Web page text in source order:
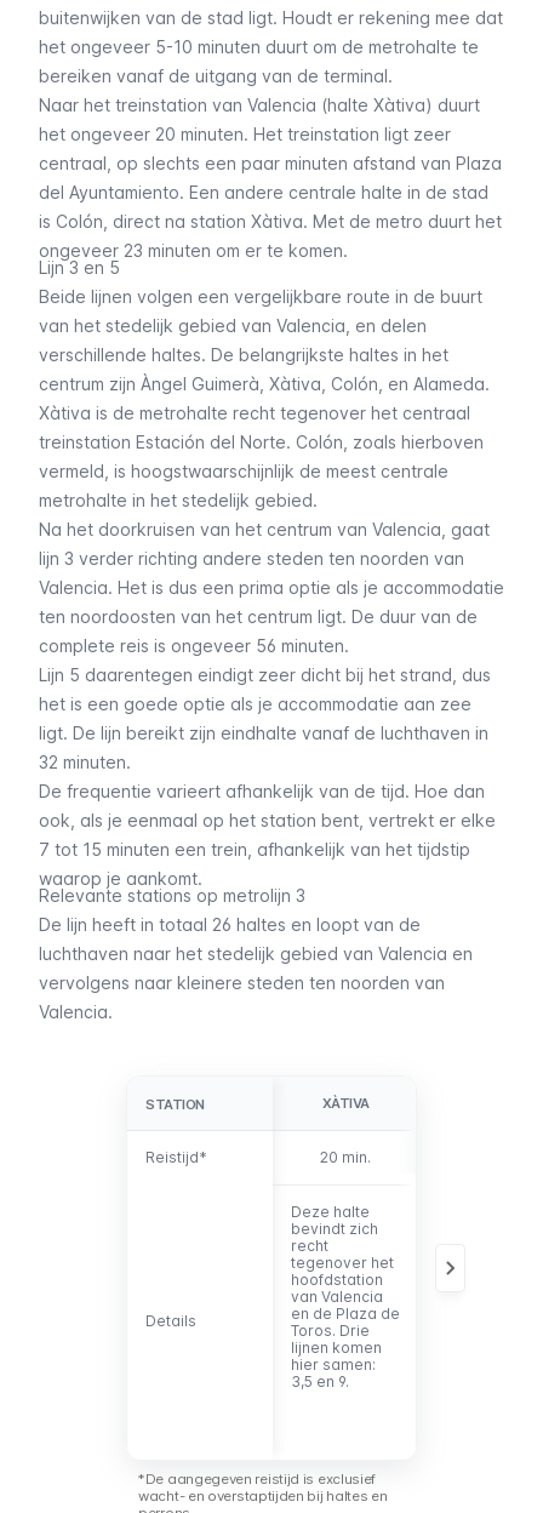
buitenwijken van de stad ligt. Houdt er rekening mee dat
het ongeveer 5-10 minuten duurt om de metrohalte te
bereiken vanaf de uitgang van de terminal.
Naar het treinstation van Valencia (halte Xàtiva) duurt
het ongeveer 20 minuten. Het treinstation ligt zeer
centraal, op slechts een paar minuten afstand van Plaza
del Ayuntamiento. Een andere centrale halte in de stad
is Colón , direct na station Xàtiva. Met de metro duurt het
ongeveer 23 minuten om er te komen.
Lijn 3 en 5
Beide lijnen volgen een vergelijkbare route in de buurt
van het stedelijk gebied van Valencia, en delen
verschillende haltes. De belangrijkste haltes in het
centrum zijn Àngel Guimerà Xàtiva Colón , en Alameda.
Xàtiva is de metrohalte recht tegenover het centraal
treinstation Estación del Norte. Colón , zoals hierboven
vermeld, is hoogstwaarschijnlijk de meest centrale
metrohalte in het stedelijk gebied.
Na het doorkruisen van het centrum van Valencia, gaat
lijn 3 verder richting andere steden ten noorden van
Valencia. Het is dus een prima optie als je accommodatie
ten noordoosten van het centrum ligt. De duur van de
complete reis is ongeveer 56 minuten.
Lijn 5 daarentegen eindigt zeer dicht bij het strand, dus
het is een goede optie als je accommodatie aan zee
ligt. De lijn bereikt zijn eindhalte vanaf de luchthaven in
32 minuten.
De frequentie varieert afhankelijk van de tijd. Hoe dan
ook, als je eenmaal op het station bent, vertrekt er elke
7 tot 15 minuten een trein, afhankelijk van het tijdstip
waarop je aankomt.
Relevante stations op metrolijn 3
De lijn heeft in totaal 26 haltes en loopt van de
luchthaven naar het stedelijk gebied van Valencia en
vervolgens naar kleinere steden ten noorden van
Valencia.
STATION
Reistijd*
Details
STATION XÀTIVA
Reistijd* 20 min.
Details
Deze halte
bevindt zich
recht
tegenover het
hoofdstation
van Valencia
en de Plaza de
Toros. Drie
lijnen komen
hier samen:
3,5 en 9.
Het is in de
buurt van het
*De aangegeven reistijd is exclusief
wacht- en overstaptijden bij haltes en